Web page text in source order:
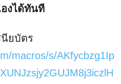
งได้ทันที
ยบัตร
macros/s/AKfycbzg1Ip